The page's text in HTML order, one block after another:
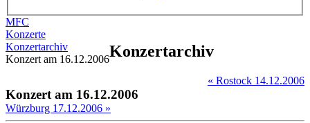
MFC
Konzerte
Konzertarchiv
Konzert am 16.12.2006Konzertarchiv
« Rostock 14.12.2006
Konzert am 16.12.2006
Würzburg 17.12.2006 »